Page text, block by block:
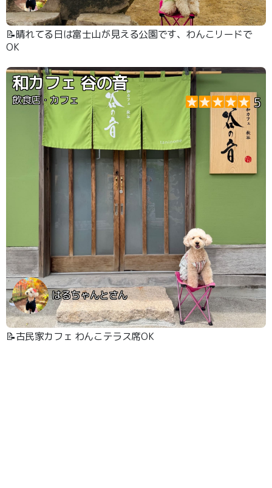
📝晴れてる日は富士山が見える公園です、わんこリードで
OK
和カフェ 谷の音
飲食店・カフェ 5
はるちゃんとさん
📝古民家カフェ わんこテラス席OK